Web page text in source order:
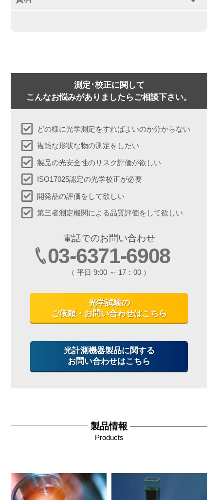
測定･校正に関して
こんなお悩みがありましたらご相談下さい。
どの様に光学測定をすればよいのか分からない
複雑な形状な物の測定をしたい
製品の光安全性のリスク評価が欲しい
ISO17025認定の光学校正が必要
開発品の評価をして欲しい
第三者測定機関による品質評価をして欲しい
電話でのお問い合わせ
03-6371-6908
（ 平日 9:00 ～ 17：00 ）
光学試験の
ご依頼・お問い合わせはこちら
光計測機器製品に関する
お問い合わせはこちら
製品情報
Products